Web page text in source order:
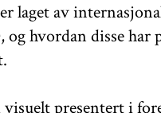
laget av
hvordan disse har
presentert i